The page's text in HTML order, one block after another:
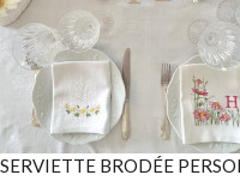
SERVIETTE BRODÉE